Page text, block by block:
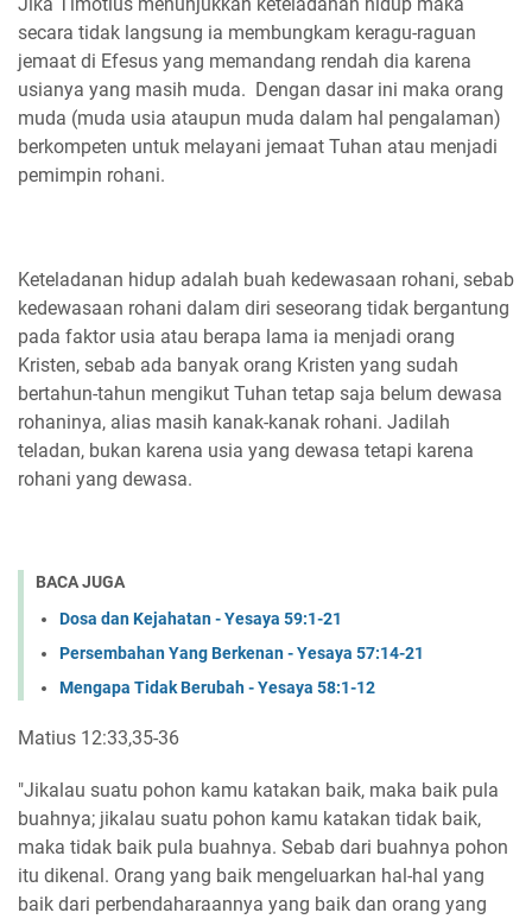
secara tidak langsung ia membungkam keragu-raguan
jemaat di Efesus yang memandang rendah dia karena
usianya yang masih muda. Dengan dasar ini maka orang
muda (muda usia ataupun muda dalam hal pengalaman)
berkompeten untuk melayani jemaat Tuhan atau menjadi
pemimpin rohani.
Keteladanan hidup adalah buah kedewasaan rohani, sebab
kedewasaan rohani dalam diri seseorang tidak bergantung
pada faktor usia atau berapa lama ia menjadi orang
Kristen, sebab ada banyak orang Kristen yang sudah
bertahun-tahun mengikut Tuhan tetap saja belum dewasa
rohaninya, alias masih kanak-kanak rohani. Jadilah
teladan, bukan karena usia yang dewasa tetapi karena
rohani yang dewasa.
BACA JUGA
Dosa dan Kejahatan - Yesaya 59:1-21
Persembahan Yang Berkenan - Yesaya 57:14-21
Mengapa Tidak Berubah - Yesaya 58:1-12
Matius 12:33,35-36
"Jikalau suatu pohon kamu katakan baik, maka baik pula
buahnya; jikalau suatu pohon kamu katakan tidak baik,
maka tidak baik pula buahnya. Sebab dari buahnya pohon
itu dikenal. Orang yang baik mengeluarkan hal-hal yang
baik dari perbendaharaannya yang baik dan orang yang